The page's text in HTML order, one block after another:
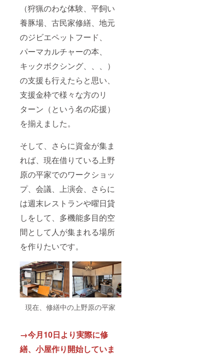
（狩猟のわな体験、平飼い
養豚場、古民家修繕、地元
のジビエペットフード、
パーマカルチャーの本、
キックボクシング、、、）
の支援も行えたらと思い、
支援金枠で様々な方のリ
ターン（という名の応援）
を揃えました。
そして、さらに資金が集ま
れば、現在借りている上野
原の平家でのワークショッ
プ、会議、上演会、さらに
は週末レストランや曜日貸
しをして、多機能多目的空
間として人が集まれる場所
を作りたいです。
現在、修繕中の上野原の平家
→今月10日より実際に修
繕、小屋作り開始していま